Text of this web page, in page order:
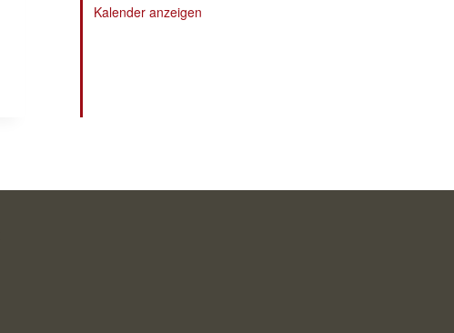
Kalender anzeigen